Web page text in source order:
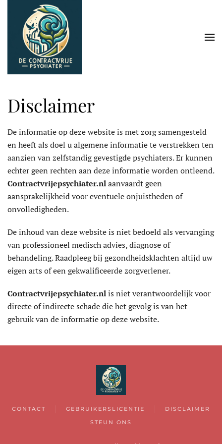
Skip to main content
Disclaimer
De informatie op deze website is met zorg samengesteld
en heeft als doel u algemene informatie te verstrekken ten
aanzien van zelfstandig gevestigde psychiaters. Er kunnen
echter geen rechten aan deze informatie worden ontleend.
Contractvrijepsychiater.nlaanvaardt geen
aansprakelijkheid voor eventuele onjuistheden of
onvolledigheden.
De inhoud van deze website is niet bedoeld als vervanging
van professioneel medisch advies, diagnose of
behandeling. Raadpleeg bij gezondheidsklachten altijd uw
eigen arts of een gekwalificeerde zorgverlener.
Contractvrijepsychiater.nlis niet verantwoordelijk voor
directe of indirecte schade die het gevolg is van het
gebruik van de informatie op deze website.
CONTACT GEBRUIKERSLICENTIE
DISCLAIMER
STEUN ONS